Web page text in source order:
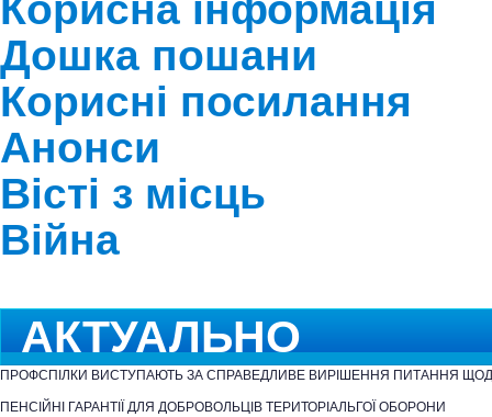
Дошка пошани
Корисні посилання
Анонси
Вісті з місць
Війна
АКТУАЛЬНО
ПРОФСПІЛКИ ВИСТУПАЮТЬ ЗА СПРАВЕДЛИВЕ ВИРІШЕННЯ ПИТАННЯ
ПЕНСІЙНІ ГАРАНТІЇ ДЛЯ ДОБРОВОЛЬЦІВ ТЕРИТОРІАЛЬГОЇ ОБОРОНИ